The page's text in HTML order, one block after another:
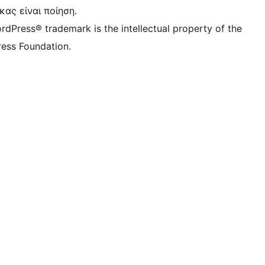
είναι ποίηση.
trademark is the intellectual property of the
Foundation.